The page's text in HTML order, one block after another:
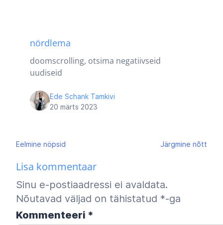
nördlema
doomscrolling, otsima negatiivseid
uudiseid
Ede Schank Tamkivi
20 märts 2023
Navigeerimine
Eelmine nöpsid Järgmine nõtt
Lisa kommentaar
Sinu e-postiaadressi ei avaldata.
Nõutavad väljad on tähistatud *-ga
Kommenteeri *